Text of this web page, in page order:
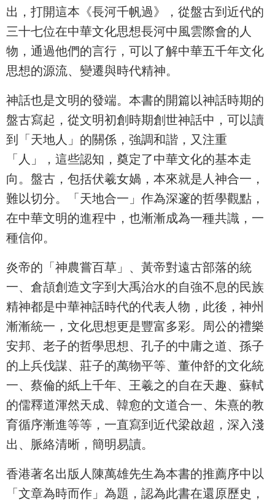
出，打開這本《長河千帆過》，從盤古到近代的
三十七位在中華文化思想長河中風雲際會的人
物，通過他們的言行，可以了解中華五千年文化
思想的源流、變遷與時代精神。
神話也是文明的發端。本書的開篇以神話時期的
盤古寫起，從文明初創時期創世神話中，可以讀
到「天地人」的關係，強調和諧，又注重
「人」，這些認知，奠定了中華文化的基本走
向。盤古，包括伏羲女媧，本來就是人神合一，
難以切分。「天地合一」作為深邃的哲學觀點，
在中華文明的進程中，也漸漸成為一種共識，一
種信仰。
炎帝的「神農嘗百草」、黃帝對遠古部落的統
一、倉頡創造文字到大禹治水的自強不息的民族
精神都是中華神話時代的代表人物，此後，神州
漸漸統一，文化思想更是豐富多彩。周公的禮樂
安邦、老子的哲學思想、孔子的中庸之道、孫子
的上兵伐謀、莊子的萬物平等、董仲舒的文化統
一、蔡倫的紙上千年、王羲之的自在天趣、蘇軾
的儒釋道渾然天成、韓愈的文道合一、朱熹的教
育循序漸進等等，一直寫到近代梁啟超，深入淺
出、脈絡清晰，簡明易讀。
香港著名出版人陳萬雄先生為本書的推薦序中以
「文章為時而作」為題，認為此書在還原歷史，